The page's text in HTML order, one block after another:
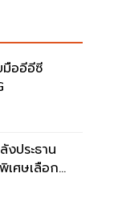
ออีอีซี
ประธาน
เศษเลือก